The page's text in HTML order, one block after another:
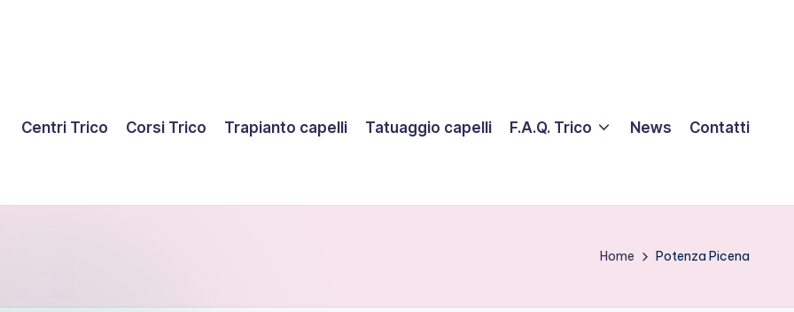
Centri Trico Corsi Trico Trapianto capelli Tatuaggio capelli F.A.Q. Trico News Contatti
Home Potenza Picena